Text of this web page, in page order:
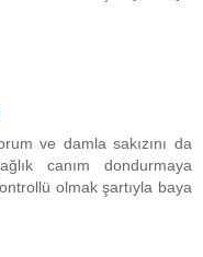
ve damla sakızını da
canım dondurmaya
olmak şartıyla baya